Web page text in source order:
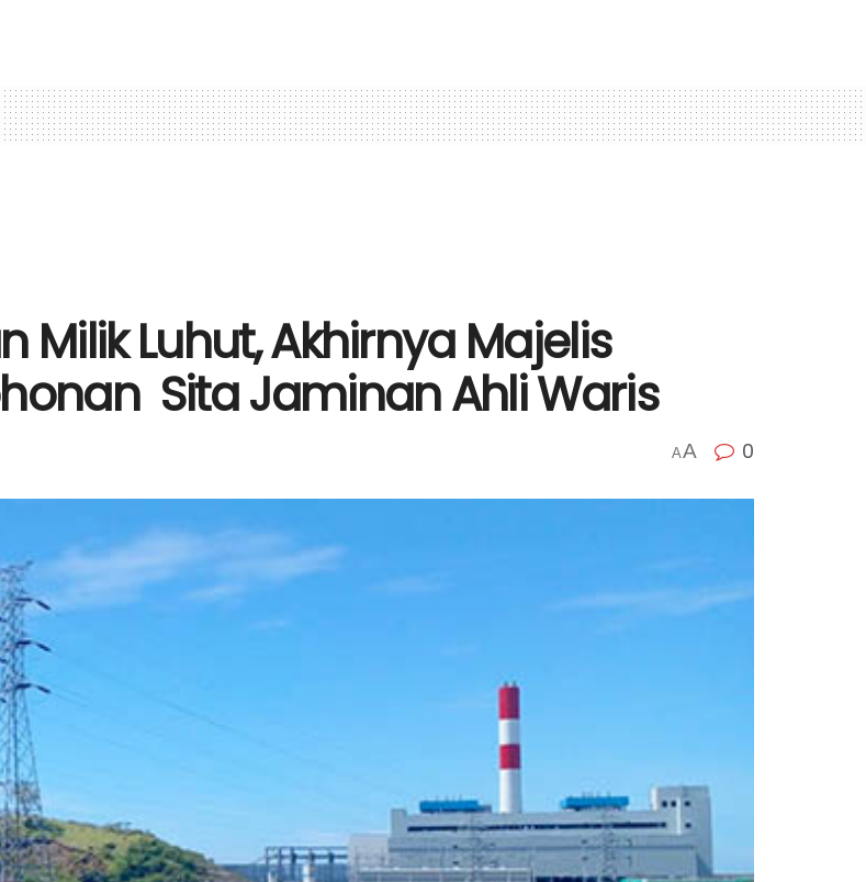
Milik Luhut, Akhirnya Majelis
Sita Jaminan Ahli Waris
AA 0